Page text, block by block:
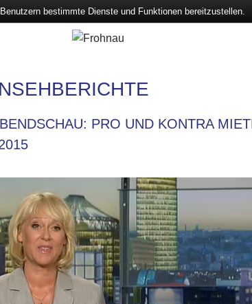
PRO UND KONTRA
bestimmte Dienste und Funktionen bereitzustellen.